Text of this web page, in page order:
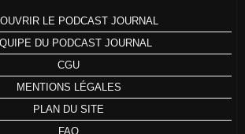
LE PODCAST JOURNAL
DU PODCAST JOURNAL
CGU
MENTIONS LÉGALES
PLAN DU SITE
FAQ